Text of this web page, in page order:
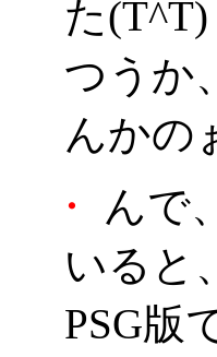
た(T^T)
つうか
んかの
・
んで
いると
PSG版